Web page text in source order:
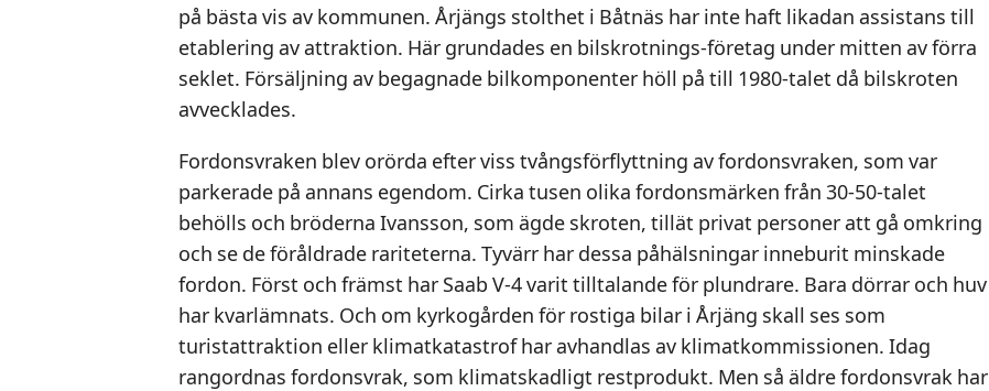
på bästa vis av kommunen. Årjängs stolthet i Båtnäs har inte haft likadan assistans till
etablering av attraktion. Här grundades en bilskrotnings-företag under mitten av förra
seklet. Försäljning av begagnade bilkomponenter höll på till 1980-talet då bilskroten
avvecklades.
Fordonsvraken blev orörda efter viss tvångsförflyttning av fordonsvraken, som var
parkerade på annans egendom. Cirka tusen olika fordonsmärken från 30-50-talet
behölls och bröderna Ivansson, som ägde skroten, tillät privat personer att gå omkring
och se de föråldrade rariteterna. Tyvärr har dessa påhälsningar inneburit minskade
fordon. Först och främst har Saab V-4 varit tilltalande för plundrare. Bara dörrar och huv
har kvarlämnats. Och om kyrkogården för rostiga bilar i Årjäng skall ses som
turistattraktion eller klimatkatastrof har avhandlas av klimatkommissionen. Idag
rangordnas fordonsvrak, som klimatskadligt restprodukt. Men så äldre fordonsvrak har